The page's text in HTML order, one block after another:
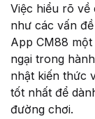
Việc hiểu rõ
như các vấn
App CM88
ngại trong
nhật kiến thức
tốt nhất để
đường chơi.